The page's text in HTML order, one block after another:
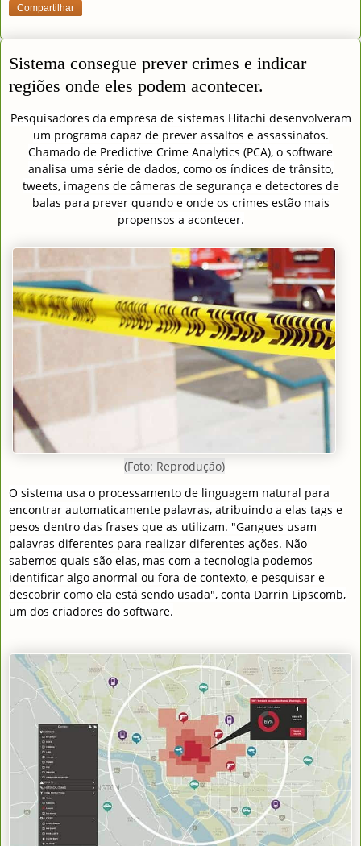
Compartilhar
Sistema consegue prever crimes e indicar
regiões onde eles podem acontecer.
Pesquisadores da empresa de sistemas Hitachi desenvolveram
um programa capaz de prever assaltos e assassinatos.
Chamado de Predictive Crime Analytics (PCA), o software
analisa uma série de dados, como os índices de trânsito,
tweets, imagens de câmeras de segurança e detectores de
balas para prever quando e onde os crimes estão mais
propensos a acontecer.
(Foto: Reprodução)
O sistema usa o processamento de linguagem natural para
encontrar automaticamente palavras, atribuindo a elas tags e
pesos dentro das frases que as utilizam. "Gangues usam
palavras diferentes para realizar diferentes ações. Não
sabemos quais são elas, mas com a tecnologia podemos
identificar algo anormal ou fora de contexto, e pesquisar e
descobrir como ela está sendo usada", conta Darrin Lipscomb,
um dos criadores do software.